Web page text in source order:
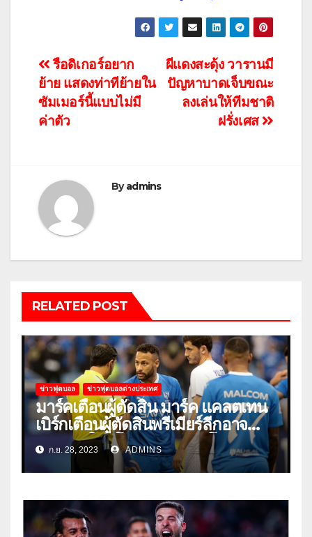
แนะแนว
เรื่อง
ผีแดงสะดุ้ง วารานมี
ปัญหาบาดเจ็บขณะ
ลงเล่นให้ทีมชาติ
ฝรั่งเศส
รือดิเกอร์อยาก
ย้าย แสดงท่าทีย้ายใน
ซัมเมอร์นี้แบบไม่มี
ค่าตัว
Byadmins
RELATED POST
ข่าวฟุตบอล ข่าวฟุตบอลต่างประเทศ
มาร์คเตือนผู้ตัดสิน มาร์ค แคลตเทน
เบิร์กเตือนผู้ตัดสินพรีเมียร์ลีกอาจ
‘ยอมแพ้ในยูโรหรือฟุตบอลโลก’
ก.ย. 28, 2023 ADMINS